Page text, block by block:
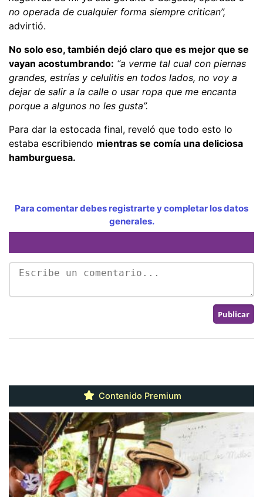
no operada de cualquier forma siempre critican”,
advirtió.
No solo eso, también dejó claro que es mejor que se
vayan acostumbrando: “a verme tal cual con piernas
grandes, estrías y celulitis en todos lados, no voy a
dejar de salir a la calle o usar ropa que me encanta
porque a algunos no les gusta”.
Para dar la estocada final, reveló que todo esto lo
estaba escribiendo mientras se comía una deliciosa
hamburguesa.
Para comentar debes registrarte y completar los datos
generales.
Contenido Premium